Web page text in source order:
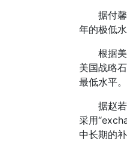
据付
年的极低
根据
美国战略
最低水平
据赵
采用
中长期的